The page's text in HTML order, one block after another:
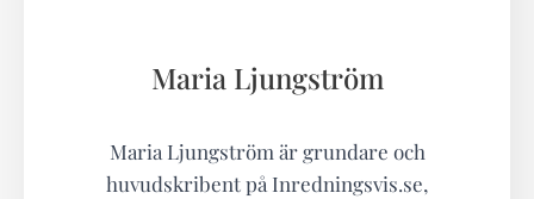
Maria Ljungström
Maria Ljungström är grundare och
huvudskribent på Inredningsvis.se,